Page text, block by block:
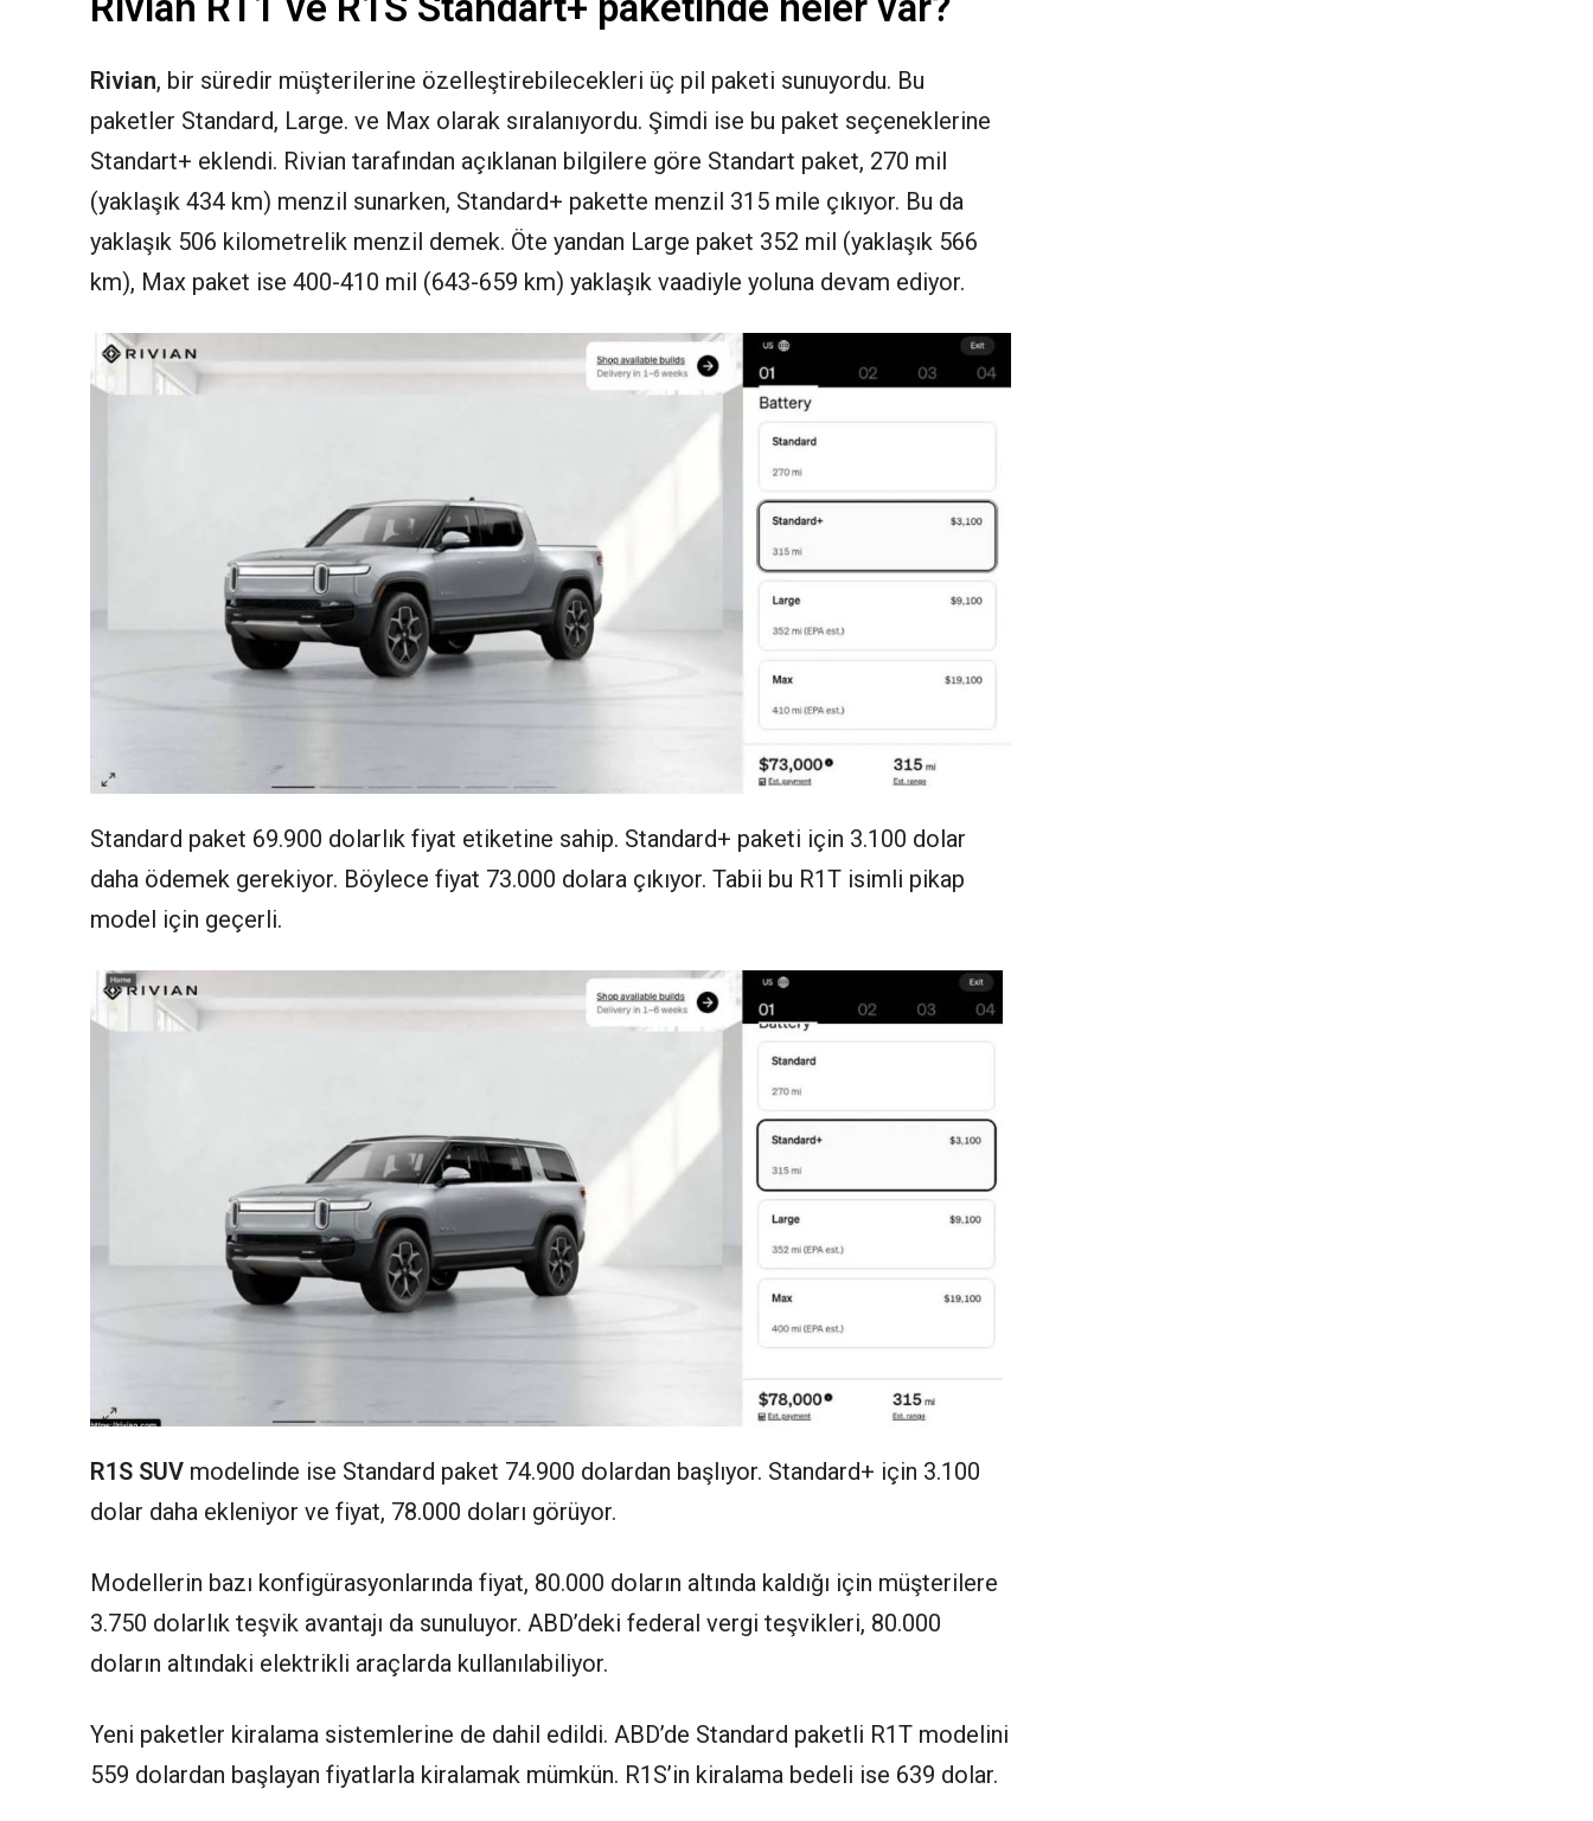
Rivian, bir süredir müşterilerine özelleştirebilecekleri üç pil paketi sunuyordu. Bu
paketler Standard, Large. ve Max olarak sıralanıyordu. Şimdi ise bu paket seçeneklerine
Standart+ eklendi. Rivian tarafından açıklanan bilgilere göre Standart paket, 270 mil
(yaklaşık 434 km) menzil sunarken, Standard+ pakette menzil 315 mile çıkıyor. Bu da
yaklaşık 506 kilometrelik menzil demek. Öte yandan Large paket 352 mil (yaklaşık 566
km), Max paket ise 400-410 mil (643-659 km) yaklaşık vaadiyle yoluna devam ediyor.
Standard paket 69.900 dolarlık fiyat etiketine sahip. Standard+ paketi için 3.100 dolar
daha ödemek gerekiyor. Böylece fiyat 73.000 dolara çıkıyor. Tabii bu R1T isimli pikap
model için geçerli.
R1S SUV modelinde ise Standard paket 74.900 dolardan başlıyor. Standard+ için 3.100
dolar daha ekleniyor ve fiyat, 78.000 doları görüyor.
Modellerin bazı konfigürasyonlarında fiyat, 80.000 doların altında kaldığı için müşterilere
3.750 dolarlık teşvik avantajı da sunuluyor. ABD’deki federal vergi teşvikleri, 80.000
doların altındaki elektrikli araçlarda kullanılabiliyor.
Yeni paketler kiralama sistemlerine de dahil edildi. ABD’de Standard paketli R1T modelini
559 dolardan başlayan fiyatlarla kiralamak mümkün. R1S’in kiralama bedeli ise 639 dolar.